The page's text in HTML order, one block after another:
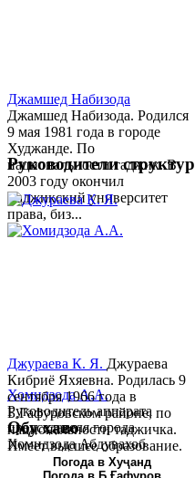
Джамшед Набизода
Джамшед Набизода. Родился
9 мая 1981 года в городе
Худжанде. По
национальности таджик. В
2003 году окончил
Таджикский университет
права, биз...
Хомидзода А.А.
Руководитель аппарата
председателя города
Хомидзода Абдувахоб
Абдумаджид родился 8
Руководители структур
Джураева К. Я. Джураева
Кибриё Яхяевна. Родилась 9
сентября 1966 года в
Б.Гафуровском районе, по
национальности таджичка.
Имеет высшее образование.
В 1997 ...
Обу хаво
Погода в Хуҷанд